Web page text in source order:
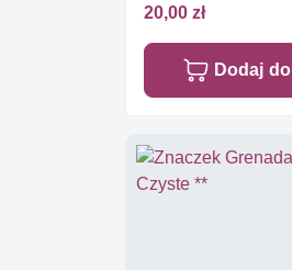
20,00 zł
Dodaj